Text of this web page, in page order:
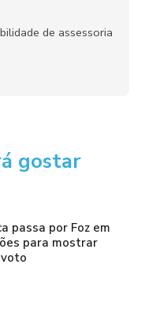
de assessoria
gostar
passa por Foz em
para mostrar